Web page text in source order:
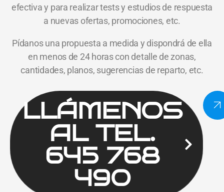
efectiva y para realizar tests y estudios de respuesta
a nuevas ofertas, promociones, etc.
Pídanos una propuesta a medida y dispondrá de ella
en menos de 24 horas con detalle de zonas,
cantidades, planos, sugerencias de reparto, etc.
LLÁMENOS
AL TEL.
645 768
490